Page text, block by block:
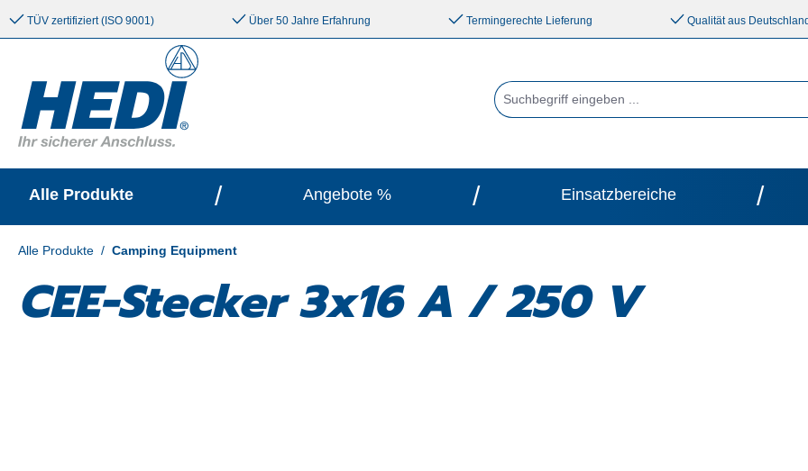
springen Zur Hauptnavigation springen
TÜV zertifiziert (ISO 9001) Über 50 Jahre Erfahrung Termingerechte Lieferung Qualität aus
Alle Produkte / Angebote % / Einsatzbereiche /
Alle Produkte / Camping Equipment
CEE-Stecker 3x16 A / 250 V